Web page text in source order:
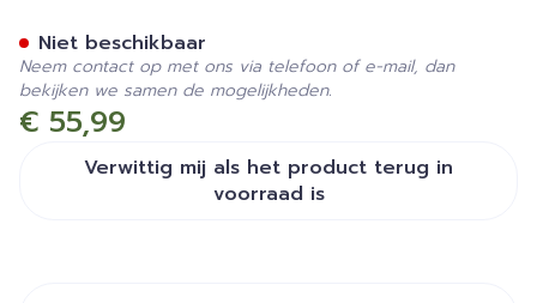
€ 55,99
Verwittig mij als het product terug in
voorraad is
Niet beschikbaar
Neem contact op met ons via telefoon of e-mail, dan
bekijken we samen de mogelijkheden.